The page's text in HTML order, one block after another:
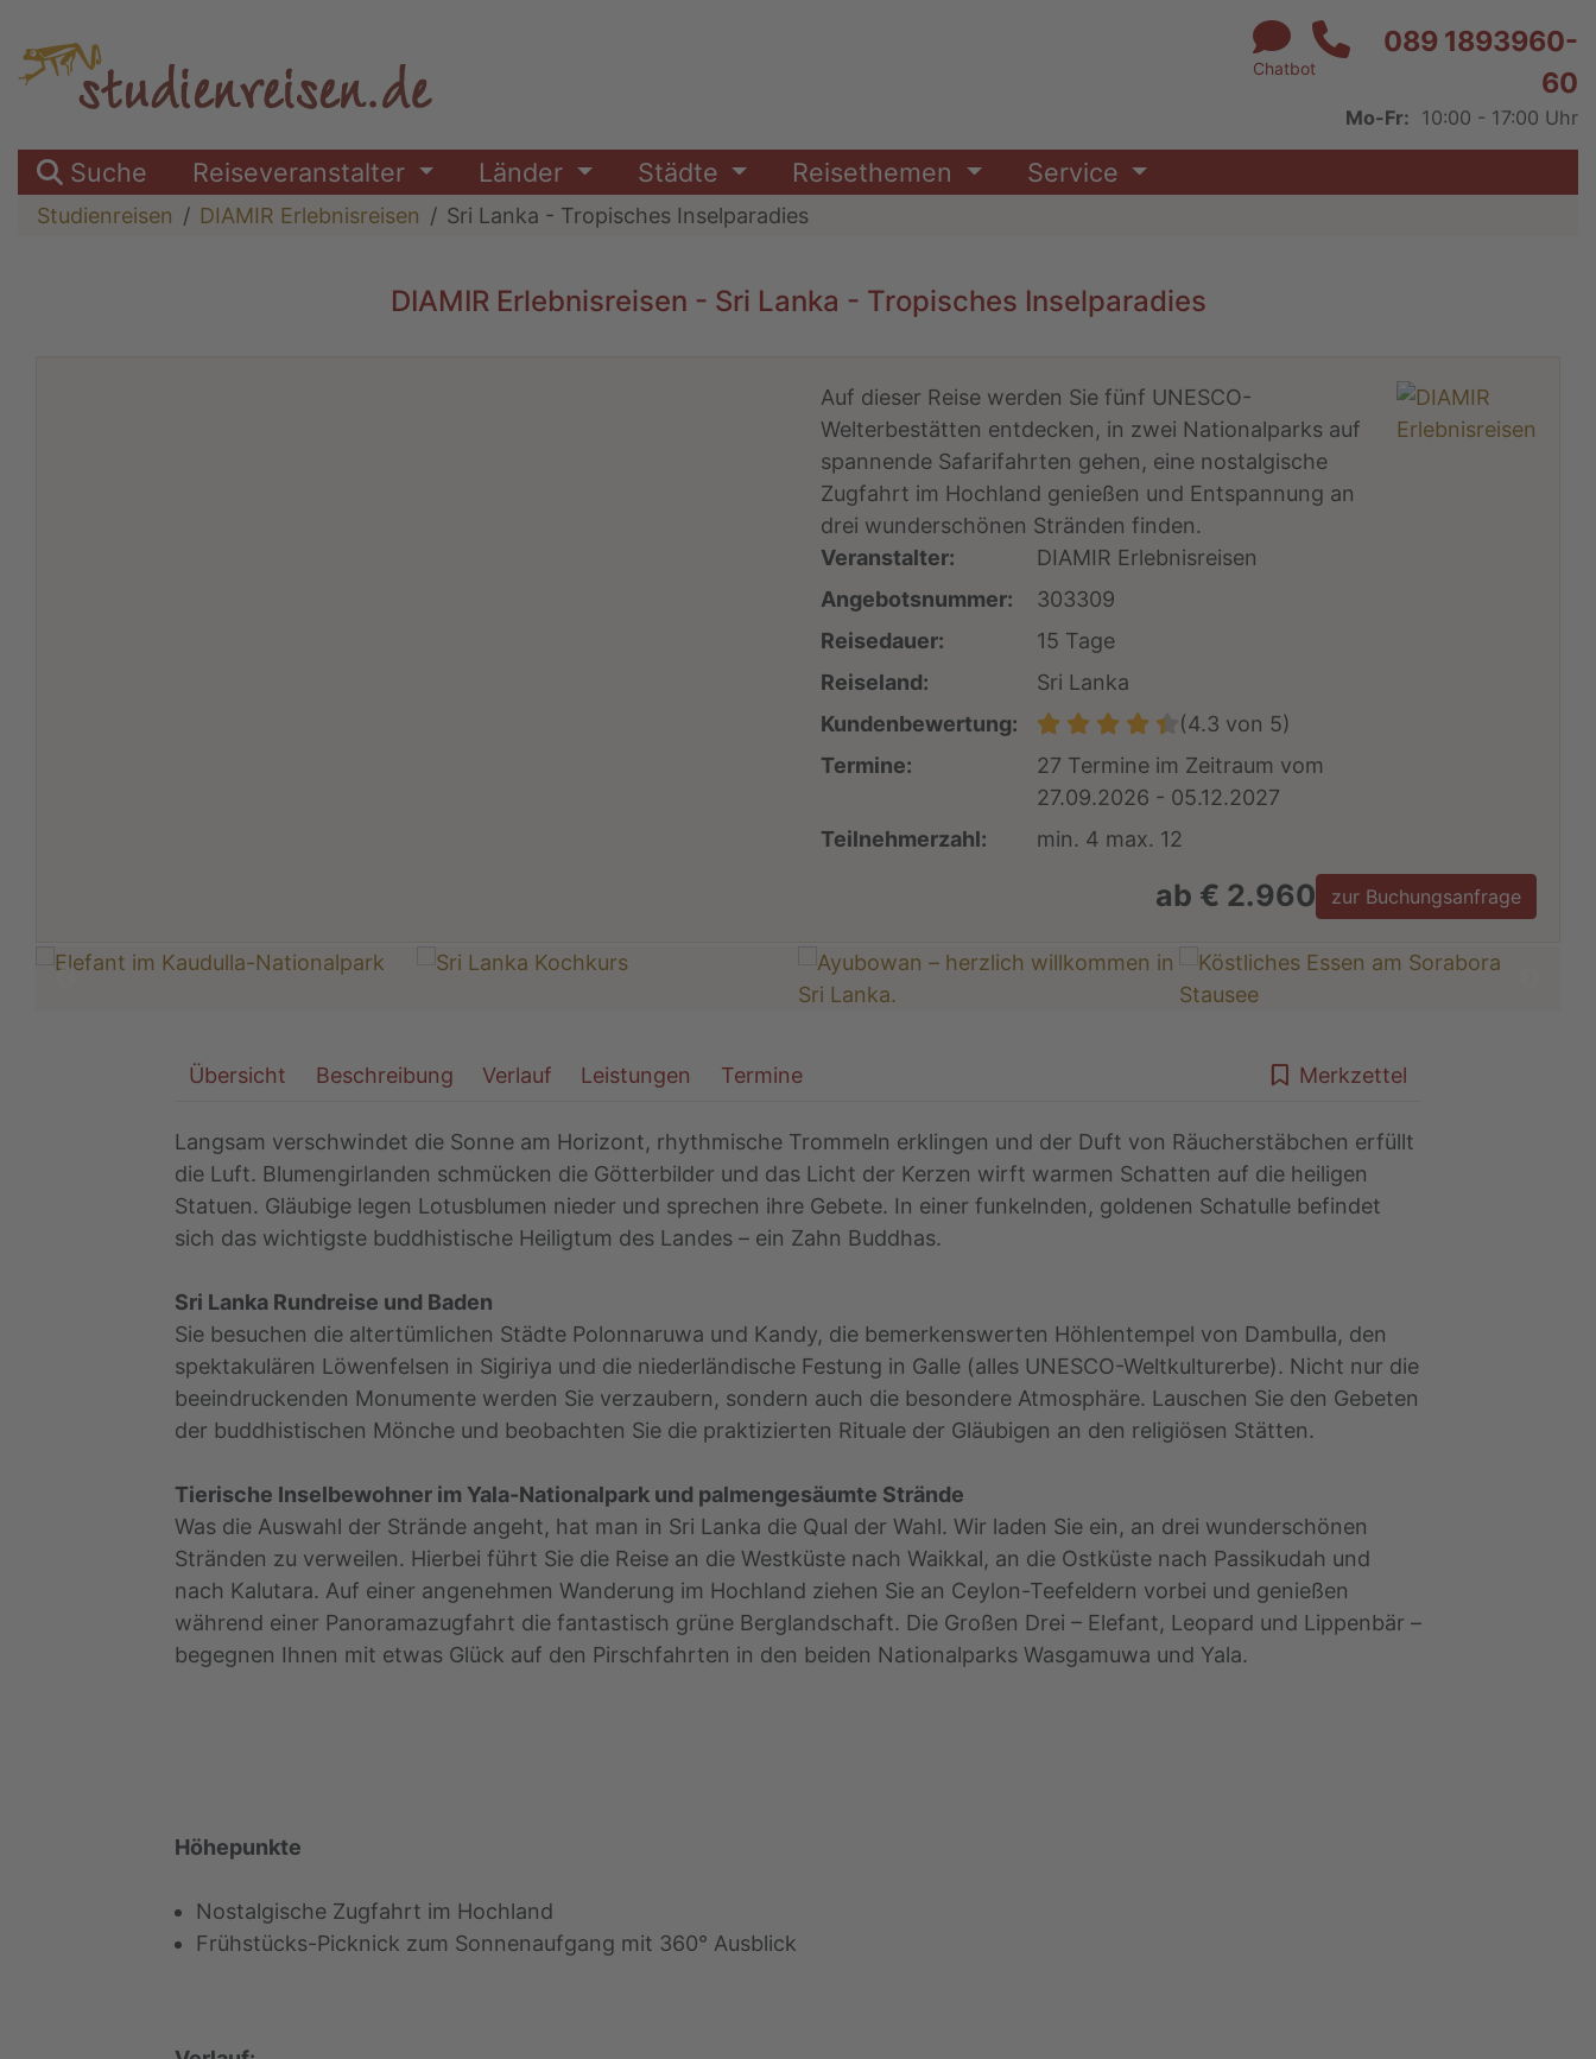
Chatbot
089 1893960-
60
Mo-Fr: 10:00 - 17:00 Uhr
Suche Reiseveranstalter Länder Städte Reisethemen Service
Studienreisen DIAMIR Erlebnisreisen Sri Lanka - Tropisches Inselparadies
DIAMIR Erlebnisreisen - Sri Lanka - Tropisches Inselparadies
Auf dieser Reise werden Sie fünf UNESCO-
Welterbestätten entdecken, in zwei Nationalparks auf
spannende Safarifahrten gehen, eine nostalgische
Zugfahrt im Hochland genießen und Entspannung an
drei wunderschönen Stränden finden.
Veranstalter:
DIAMIR Erlebnisreisen
Angebotsnummer:
303309
Reisedauer:
15 Tage
Reiseland:
Sri Lanka
Kundenbewertung:
(4.3 von 5)
Termine:
27 Termine im Zeitraum vom
27.09.2026 - 05.12.2027
Teilnehmerzahl:
min. 4 max. 12
ab € 2.960 zur Buchungsanfrage
Übersicht Beschreibung Verlauf Leistungen Termine Merkzettel
Langsam verschwindet die Sonne am Horizont, rhythmische Trommeln erklingen und der Duft von Räucherstäbchen erfüllt
die Luft. Blumengirlanden schmücken die Götterbilder und das Licht der Kerzen wirft warmen Schatten auf die heiligen
Statuen. Gläubige legen Lotusblumen nieder und sprechen ihre Gebete. In einer funkelnden, goldenen Schatulle befindet
sich das wichtigste buddhistische Heiligtum des Landes – ein Zahn Buddhas.
Sri Lanka Rundreise und Baden
Sie besuchen die altertümlichen Städte Polonnaruwa und Kandy, die bemerkenswerten Höhlentempel von Dambulla, den
spektakulären Löwenfelsen in Sigiriya und die niederländische Festung in Galle (alles UNESCO-Weltkulturerbe). Nicht nur die
beeindruckenden Monumente werden Sie verzaubern, sondern auch die besondere Atmosphäre. Lauschen Sie den Gebeten
der buddhistischen Mönche und beobachten Sie die praktizierten Rituale der Gläubigen an den religiösen Stätten.
Tierische Inselbewohner im Yala-Nationalpark und palmengesäumte Strände
Was die Auswahl der Strände angeht, hat man in Sri Lanka die Qual der Wahl. Wir laden Sie ein, an drei wunderschönen
Stränden zu verweilen. Hierbei führt Sie die Reise an die Westküste nach Waikkal, an die Ostküste nach Passikudah und
nach Kalutara. Auf einer angenehmen Wanderung im Hochland ziehen Sie an Ceylon-Teefeldern vorbei und genießen
während einer Panoramazugfahrt die fantastisch grüne Berglandschaft. Die Großen Drei – Elefant, Leopard und Lippenbär –
begegnen Ihnen mit etwas Glück auf den Pirschfahrten in den beiden Nationalparks Wasgamuwa und Yala.
Höhepunkte
Nostalgische Zugfahrt im Hochland
Frühstücks-Picknick zum Sonnenaufgang mit 360° Ausblick